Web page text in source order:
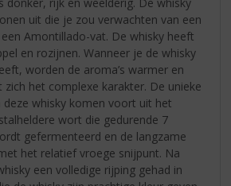
uit die je zou verwachten van een
Amontillado-vat. De whisky heeft
en rozijnen. Wanneer je de whisky
worden de aroma’s warmer en
het complexe karakter. De unieke
deze whisky komen voort uit het
wort die gedurende 7
gefermenteerd en de langzame
het relatief vroege snijpunt. Na
een volledige rijping gehad in